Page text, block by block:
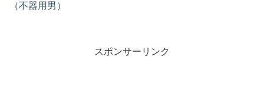
（不器用男）
スポンサーリンク